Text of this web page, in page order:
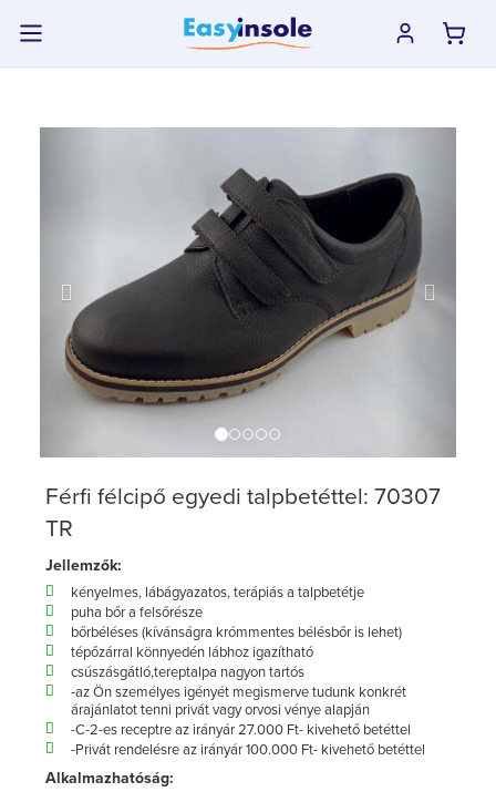
Férfi félcipő egyedi talpbetéttel: 70307
TR
Jellemzők:
kényelmes, lábágyazatos, terápiás a talpbetétje
puha bőr a felsőrésze
bőrbéléses (kívánságra krómmentes bélésbőr is lehet)
tépőzárral könnyedén lábhoz igazítható
csúszásgátló,tereptalpa nagyon tartós
-az Ön személyes igényét megismerve tudunk konkrét
árajánlatot tenni privát vagy orvosi vénye alapján
-C-2-es receptre az irányár 27.000 Ft- kivehető betéttel
-Privát rendelésre az irányár 100.000 Ft- kivehető betéttel
Alkalmazhatóság: